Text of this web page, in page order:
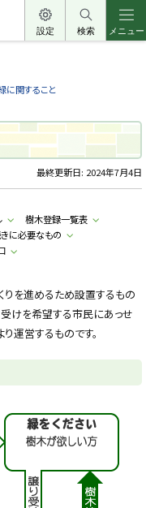
設定 検索 メニュー
に関すること
最終更新日: 2024年7月4日
樹木登録一覧表
に必要なもの
りを進めるため設置するもの
受けを希望する市民にあっせ
運営するものです。